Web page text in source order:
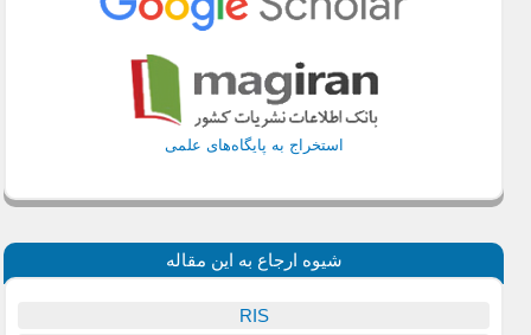
استخراج به پایگاه‌های علمی
شیوه ارجاع به این مقاله
RIS